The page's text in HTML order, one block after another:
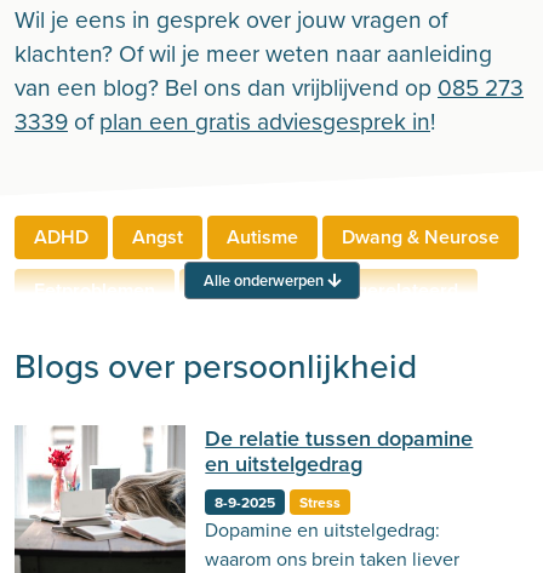
Wil je eens in gesprek over jouw vragen of
klachten? Of wil je meer weten naar aanleiding
van een blog? Bel ons dan vrijblijvend op 085 273
3339 ofplan een gratis adviesgesprek in!
ADHD Angst Autisme
Dwang & Neurose
Eetproblemen
Relaties
Werkgerelateerd
Neuropsychologie
Verslaving
Zingeving
Persoonlijkheid
Sport Hechting
Behandeling
Actueel
Stemming
Alle onderwerpen
Blogs over persoonlijkheid
De relatie tussen dopamine
en uitstelgedrag
8-9-2025 Stress
Dopamine en uitstelgedrag:
waarom ons brein taken liever